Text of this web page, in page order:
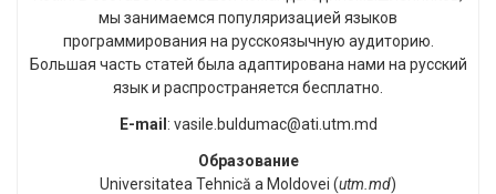
мы занимаемся популяризацией языков
программирования на русскоязычную аудиторию.
Большая часть статей была адаптирована нами на русский
язык и распространяется бесплатно.
E-mail : vasile.buldumac@ati.utm.md
Образование
Universitatea Tehnică a Moldovei (utm.md)